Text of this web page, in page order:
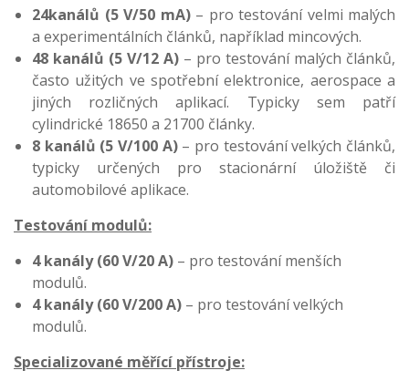
24kanálů (5 V/50 mA)– pro testování velmi malých
a experimentálních článků, například mincových.
48 kanálů (5 V/12 A) – pro testování malých článků,
často užitých ve spotřební elektronice, aerospace a
jiných rozličných aplikací. Typicky sem patří
cylindrické 18650 a 21700 články.
8 kanálů (5 V/100 A)– pro testování velkých článků,
typicky určených pro stacionární úložiště či
automobilové aplikace.
Testování modulů:
4 kanály (60 V/20 A) – pro testování menších
modulů.
4 kanály (60 V/200 A) – pro testování velkých
modulů.
Specializované měřící přístroje: